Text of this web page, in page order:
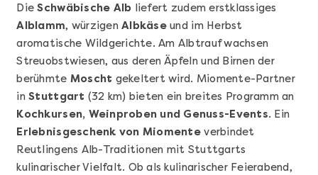
Mehr anzeigen
DieSchwäbische Alb liefert zudem erstklassiges
Alblamm, würzigenAlbkäseund im Herbst
aromatische Wildgerichte. Am Albtrauf wachsen
Streuobstwiesen, aus deren Äpfeln und Birnen der
berühmte Moscht gekeltert wird. Miomente-Partner
inStuttgart (32 km) bieten ein breites Programm an
Kochkursen, Weinproben und Genuss-Events. Ein
Erlebnisgeschenk von Miomenteverbindet
Reutlingens Alb-Traditionen mit Stuttgarts
kulinarischer Vielfalt. Ob als kulinarischer Feierabend,